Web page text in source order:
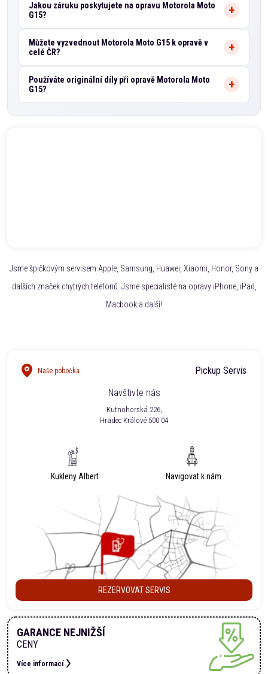
Jakou záruku poskytujete na opravu Motorola Moto
G15?
Můžete vyzvednout Motorola Moto G15 k opravě v
celé ČR?
Používáte originální díly při opravě Motorola Moto
G15?
Jsme špičkovým servisem Apple, Samsung, Huawei, Xiaomi, Honor, Sony a
dalších značek chytrých telefonů. Jsme specialisté na opravy iPhone, iPad,
Macbook a další!
Naše pobočka
Pickup Servis
Navštivte nás
Kutnohorská 226,
Hradec Králové 500 04
Kukleny Albert Navigovat k nám
REZERVOVAT SERVIS
GARANCE NEJNIŽŠÍ
CENY
Více informací